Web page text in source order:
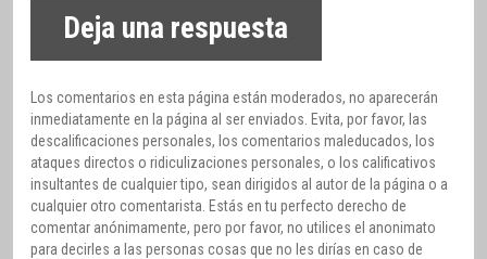
Deja una respuesta
Los comentarios en esta página están moderados, no aparecerán
inmediatamente en la página al ser enviados. Evita, por favor, las
descalificaciones personales, los comentarios maleducados, los
ataques directos o ridiculizaciones personales, o los calificativos
insultantes de cualquier tipo, sean dirigidos al autor de la página o a
cualquier otro comentarista. Estás en tu perfecto derecho de
comentar anónimamente, pero por favor, no utilices el anonimato
para decirles a las personas cosas que no les dirías en caso de